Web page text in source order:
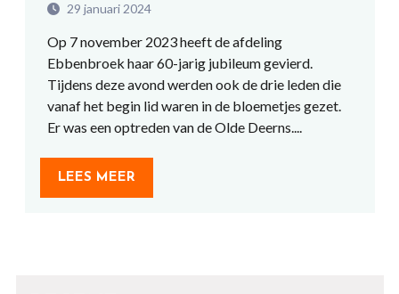
29 januari 2024
Op 7 november 2023 heeft de afdeling
Ebbenbroek haar 60-jarig jubileum gevierd.
Tijdens deze avond werden ook de drie leden die
vanaf het begin lid waren in de bloemetjes gezet.
Er was een optreden van de Olde Deerns....
LEES MEER